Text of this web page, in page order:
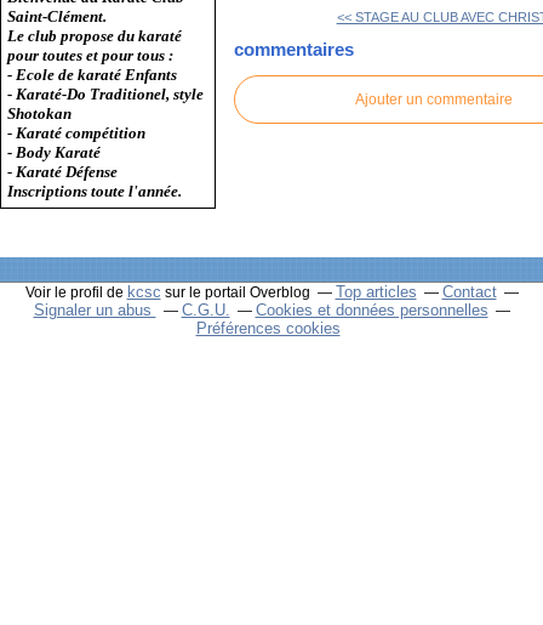
Saint-Clément.
Le club propose du karaté
pour toutes et pour tous :
- Ecole de karaté Enfants
- Karaté-Do Traditionel, style
Shotokan
- Karaté compétition
- Body Karaté
- Karaté Défense
Inscriptions toute l'année.
<< STAGE AU CLUB AVEC
commentaires
Ajouter un commentaire
Voir le profil de kcsc sur le portail Overblog Top articles
Contact
Signaler un abus
C.G.U.
Cookies et données personnelles
Préférences cookies